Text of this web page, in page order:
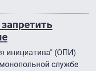
инициатива" (ОПИ)
службе